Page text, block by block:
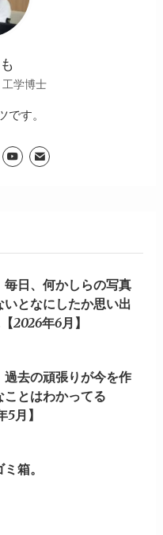
工学博士
す。
毎日、何かしらの写真
いとなにしたか思い出
2026年6月】
過去の頑張りが今を作
ことはわかってる
5月】
箱。